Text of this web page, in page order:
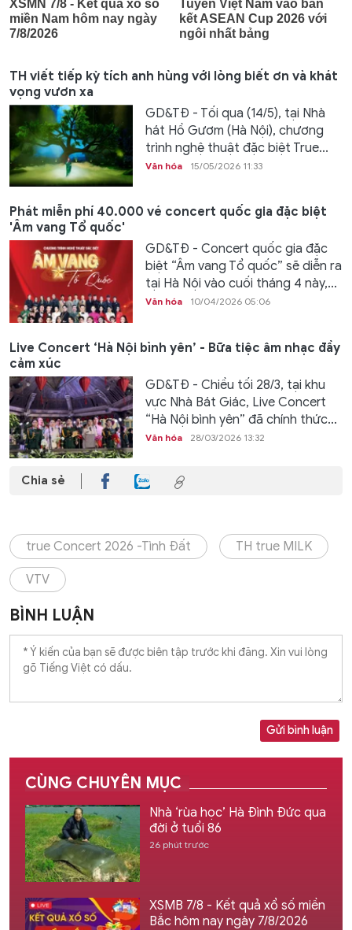
TH viết tiếp kỳ tích anh hùng với lòng biết ơn và khát
vọng vươn xa
GD&TĐ - Tối qua (14/5), tại Nhà
hát Hồ Gươm (Hà Nội), chương
trình nghệ thuật đặc biệt True...
Văn hóa 15/05/2026 11:33
Phát miễn phí 40.000 vé concert quốc gia đặc biệt
'Âm vang Tổ quốc'
GD&TĐ - Concert quốc gia đặc
biệt “Âm vang Tổ quốc” sẽ diễn ra
tại Hà Nội vào cuối tháng 4 này,...
Văn hóa 10/04/2026 05:06
Live Concert ‘Hà Nội bình yên’ - Bữa tiệc âm nhạc đầy
cảm xúc
GD&TĐ - Chiều tối 28/3, tại khu
vực Nhà Bát Giác, Live Concert
“Hà Nội bình yên” đã chính thức...
Văn hóa 28/03/2026 13:32
Chia sẻ
true Concert 2026 -Tình Đất TH true MILK
VTV
BÌNH LUẬN
Gửi bình luận
CÙNG CHUYÊN MỤC
Nhà ‘rùa học’ Hà Đình Đức qua
đời ở tuổi 86
26 phút trước
XSMB 7/8 - Kết quả xổ số miền
Bắc hôm nay ngày 7/8/2026